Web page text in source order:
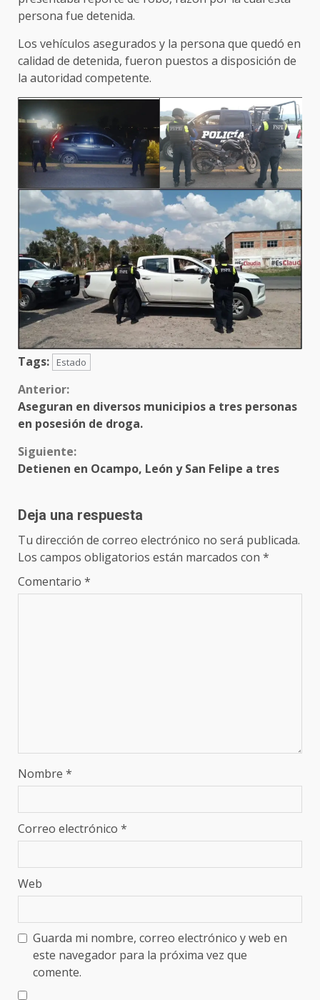
persona fue detenida.
Los vehículos asegurados y la persona que quedó en
calidad de detenida, fueron puestos a disposición de
la autoridad competente.
Tags: Estado
Sigue
leyendo
Anterior:
Aseguran en diversos municipios a tres personas
en posesión de droga.
Siguiente:
Detienen en Ocampo, León y San Felipe a tres
Deja una respuesta
Tu dirección de correo electrónico no será publicada.
Los campos obligatorios están marcados con *
Comentario *
Nombre *
Correo electrónico *
Web
Guarda mi nombre, correo electrónico y web en
este navegador para la próxima vez que
comente.